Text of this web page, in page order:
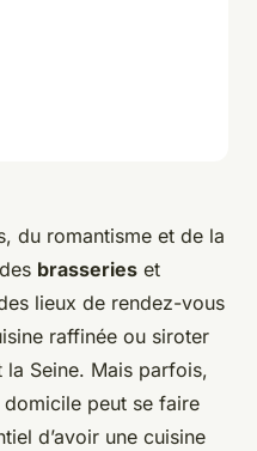
du romantisme et de la
brasseries et
lieux de rendez-vous
raffinée ou siroter
la Seine. Mais parfois,
domicile peut se faire
d’avoir une cuisine